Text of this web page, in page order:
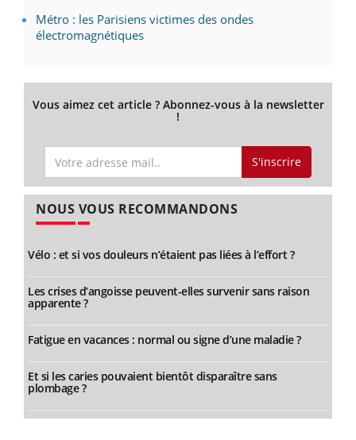
Métro : les Parisiens victimes des ondes
électromagnétiques
Vous aimez cet article ? Abonnez-vous à la newsletter
!
S'inscrire
NOUS VOUS RECOMMANDONS
Vélo : et si vos douleurs n’étaient pas liées à l’effort ?
Les crises d’angoisse peuvent-elles survenir sans raison
apparente ?
Fatigue en vacances : normal ou signe d’une maladie ?
Et si les caries pouvaient bientôt disparaître sans
plombage ?